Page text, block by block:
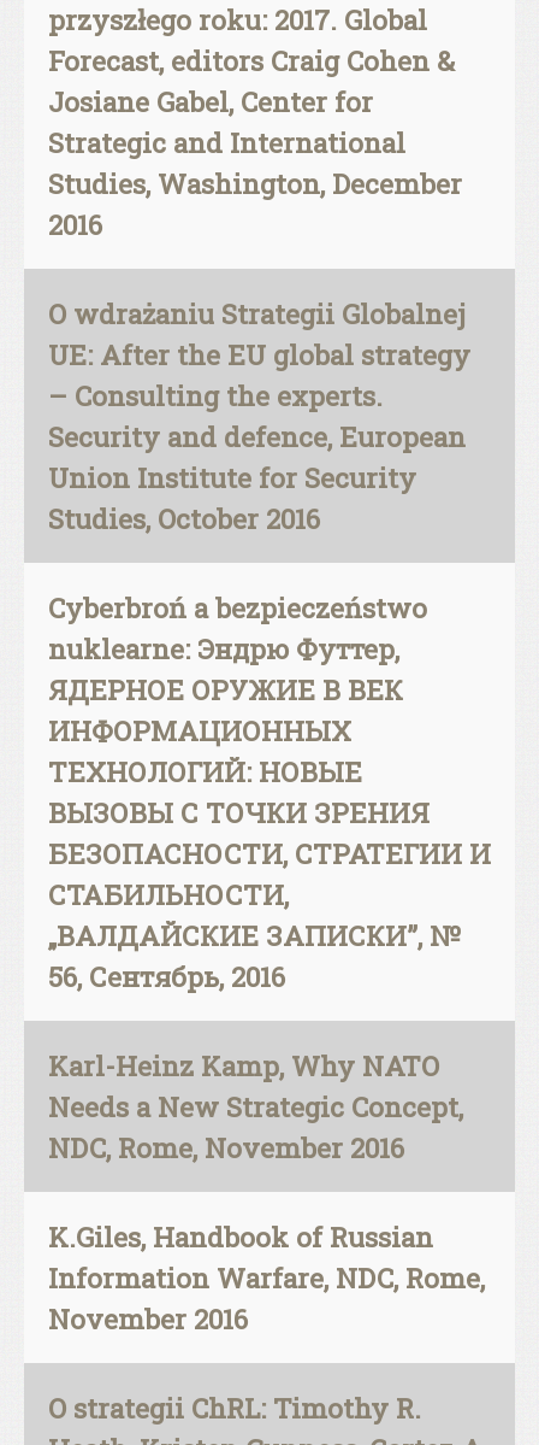
przyszłego roku: 2017. Global
Forecast, editors Craig Cohen &
Josiane Gabel, Center for
Strategic and International
Studies, Washington, December
2016
O wdrażaniu Strategii Globalnej
UE: After the EU global strategy
– Consulting the experts.
Security and defence, European
Union Institute for Security
Studies, October 2016
Cyberbroń a bezpieczeństwo
nuklearne: Эндрю Футтер,
ЯДЕРНОЕ ОРУЖИЕ В ВЕК
ИНФОРМАЦИОННЫХ
ТЕХНОЛОГИЙ: НОВЫЕ
ВЫЗОВЫ С ТОЧКИ ЗРЕНИЯ
БЕЗОПАСНОСТИ, СТРАТЕГИИ И
СТАБИЛЬНОСТИ,
„ВАЛДАЙСКИЕ ЗАПИСКИ”, №
56, Сентябрь, 2016
Karl-Heinz Kamp, Why NATO
Needs a New Strategic Concept,
NDC, Rome, November 2016
K.Giles, Handbook of Russian
Information Warfare, NDC, Rome,
November 2016
O strategii ChRL: Timothy R.